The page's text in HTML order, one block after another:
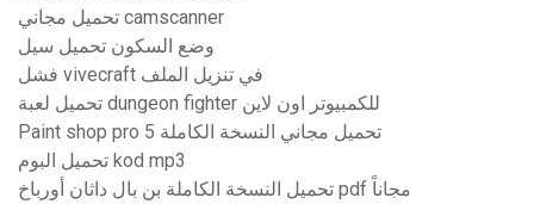
تحميل مجاني camscanner
وضع السكون تحميل سيل
فشل vivecraft في تنزيل الملف
تحميل لعبة dungeon fighter للكمبيوتر اون لاين
Paint shop pro 5 تحميل مجاني النسخة الكاملة
تحميل البوم kod mp3
تحميل النسخة الكاملة بن بال داثان أورباخ pdf مجاناً